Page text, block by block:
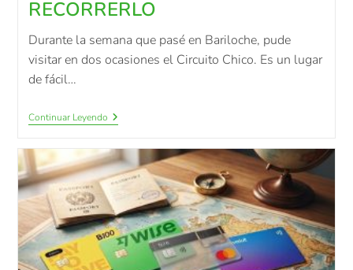
RECORRERLO
Durante la semana que pasé en Bariloche, pude
visitar en dos ocasiones el Circuito Chico. Es un lugar
de fácil…
Continuar Leyendo